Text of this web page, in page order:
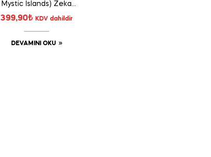
Mystic Islands) Zeka
Oyunu
399,90₺ KDV dahildir
DEVAMINI OKU